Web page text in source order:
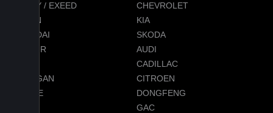
CHERY / EXEED
CHEVROLET
RAVON
KIA
HYUNDAI
SKODA
JETOUR
AUDI
CADILLAC
CHANGAN
CITROEN
DODGE
DONGFENG
GAC